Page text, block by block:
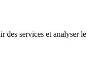
des services et analyser le